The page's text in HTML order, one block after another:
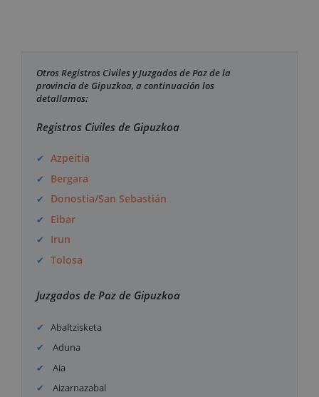
Otros Registros Civiles y Juzgados de Paz de la
provincia de Gipuzkoa, a continuación los
detallamos:
Registros Civiles de Gipuzkoa
Azpeitia
Bergara
Donostia/San Sebastián
Eibar
Irun
Tolosa
Juzgados de Paz de Gipuzkoa
Abaltzisketa
Aduna
Aia
Aizarnazabal